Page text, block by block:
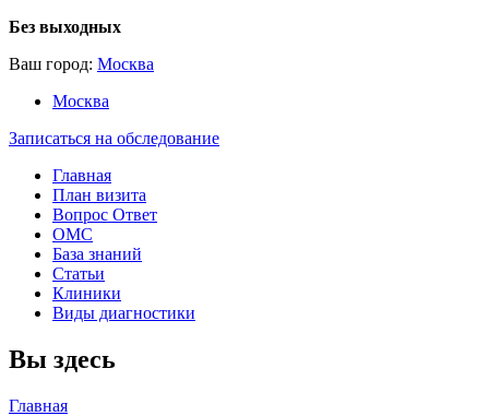
Без выходных
Ваш город: Москва
Москва
Записаться на обследование
Главная
План визита
Вопрос Ответ
ОМС
База знаний
Статьи
Клиники
Виды диагностики
Вы здесь
Главная